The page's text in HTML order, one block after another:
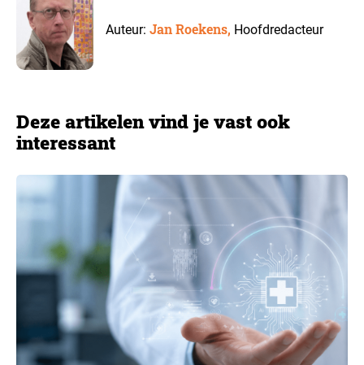
Auteur:Jan Roekens, Hoofdredacteur
Deze artikelen vind je vast ook
interessant